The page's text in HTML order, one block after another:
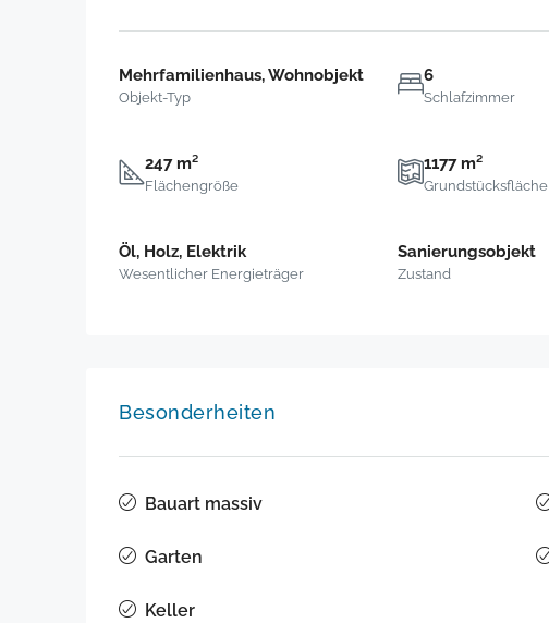
Mehrfamilienhaus, Wohnobjekt
Objekt-Typ
6
Schlafzimmer
247 m²
Flächengröße
1177 m²
Grundstücksfläche
Öl, Holz, Elektrik
Wesentlicher Energieträger
Sanierungsobjekt
Zustand
Besonderheiten
Bauart massiv
Garten
Keller